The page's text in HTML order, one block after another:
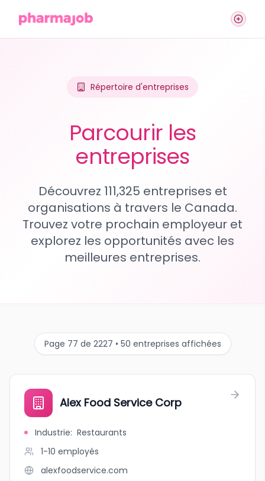
Répertoire d'entreprises
Parcourir les
entreprises
Découvrez 111,325 entreprises et
organisations à travers le Canada.
Trouvez votre prochain employeur et
explorez les opportunités avec les
meilleures entreprises.
Page 77 de 2227 • 50 entreprises affichées
Alex Food Service Corp
Industrie: Restaurants
1-10 employés
alexfoodservice.com